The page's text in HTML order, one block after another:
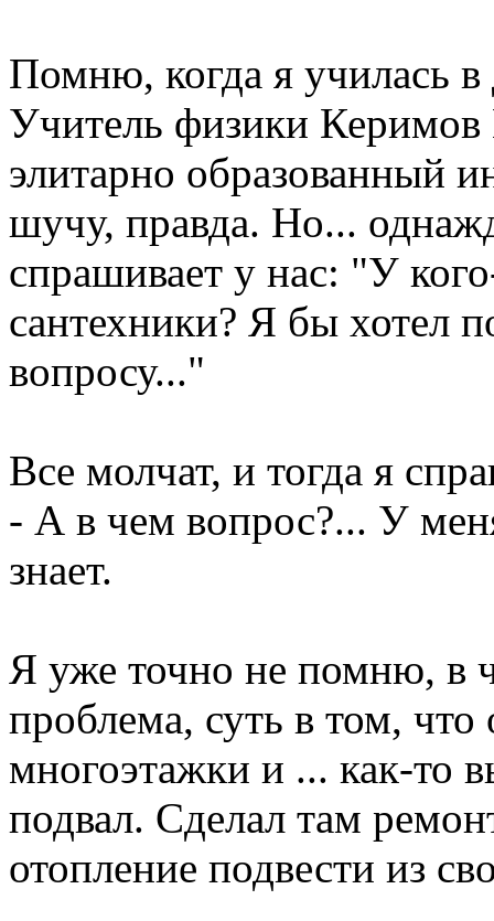
Помню, когда я училась в
Учитель физики
элитарно образованный
шучу, правда. Но...
спрашивает у нас: "У
сантехники? Я бы хотел
вопросу..."
Все молчат, и тогда я
- А в чем вопрос?... У
знает.
Я уже точно не помню, в
проблема, суть в том,
многоэтажки и ... как-то
подвал. Сделал там
отопление подвести из